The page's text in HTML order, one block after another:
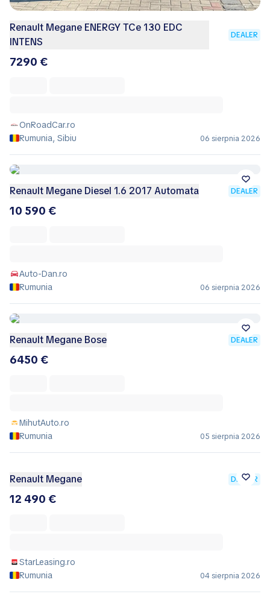
Renault Megane ENERGY TCe 130 EDC
INTENS
DEALER
7290 €
OnRoadCar.ro
Rumunia, Sibiu
06 sierpnia 2026
Renault Megane Diesel 1.6 2017 Automata DEALER
10 590 €
Auto-Dan.ro
Rumunia
06 sierpnia 2026
Renault Megane Bose DEALER
6450 €
MihutAuto.ro
Rumunia
05 sierpnia 2026
Renault Megane DEALER
12 490 €
StarLeasing.ro
Rumunia
04 sierpnia 2026